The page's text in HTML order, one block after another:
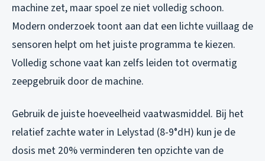
machine zet, maar spoel ze niet volledig schoon.
Modern onderzoek toont aan dat een lichte vuillaag de
sensoren helpt om het juiste programma te kiezen.
Volledig schone vaat kan zelfs leiden tot overmatig
zeepgebruik door de machine.
Gebruik de juiste hoeveelheid vaatwasmiddel. Bij het
relatief zachte water in Lelystad (8-9°dH) kun je de
dosis met 20% verminderen ten opzichte van de